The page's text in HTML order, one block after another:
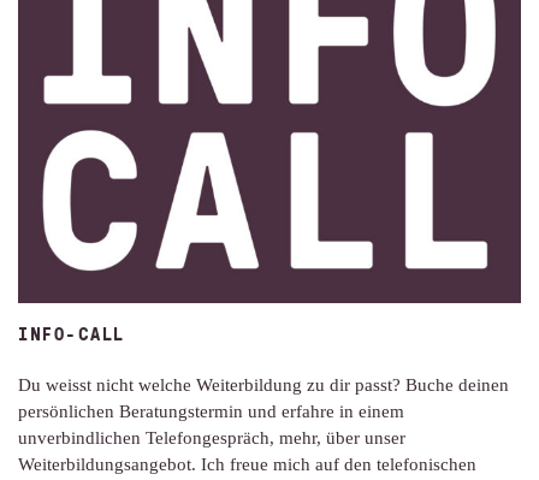
INFO-CALL
Du weisst nicht welche Weiterbildung zu dir passt? Buche deinen
persönlichen Beratungstermin und erfahre in einem
unverbindlichen Telefongespräch, mehr, über unser
Weiterbildungsangebot. Ich freue mich auf den telefonischen